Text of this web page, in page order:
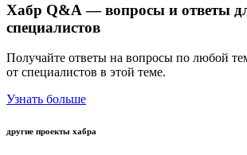
Хабр Q&A — вопросы и ответы
специалистов
Получайте ответы на вопросы по любой
от специалистов в этой теме.
Узнать больше
другие проекты хабра